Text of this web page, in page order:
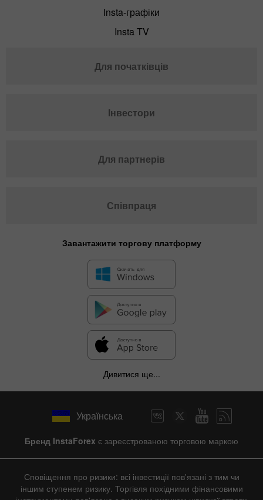
Hide chart
2 years 3 years / 4 years Actual Forecast Previous|
Insta-графіки
Insta TV
Для початківців
Інвестори
Для партнерів
Співпраця
Завантажити торгову платформу
Дивитися ще...
Українська
Бренд InstaForex є зареєстрованою торговою маркою
Сповіщення про ризики: всі інвестиції пов'язані з тим чи
іншим ступенем ризику. Торгівля похідними фінансовими